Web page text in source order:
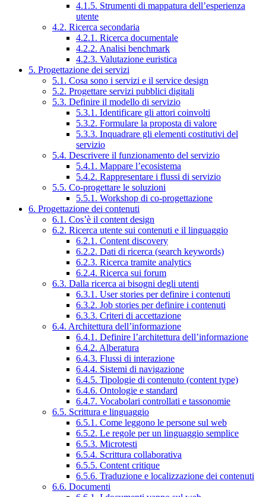
4.1.5. Strumenti di mappatura dell’esperienza
utente
4.2. Ricerca secondaria
4.2.1. Ricerca documentale
4.2.2. Analisi benchmark
4.2.3. Valutazione euristica
5. Progettazione dei servizi
5.1. Cosa sono i servizi e il service design
5.2. Progettare servizi pubblici digitali
5.3. Definire il modello di servizio
5.3.1. Identificare gli attori coinvolti
5.3.2. Formulare la proposta di valore
5.3.3. Inquadrare gli elementi costitutivi del
servizio
5.4. Descrivere il funzionamento del servizio
5.4.1. Mappare l’ecosistema
5.4.2. Rappresentare i flussi di servizio
5.5. Co-progettare le soluzioni
5.5.1. Workshop di co-progettazione
6. Progettazione dei contenuti
6.1. Cos’è il content design
6.2. Ricerca utente sui contenuti e il linguaggio
6.2.1. Content discovery
6.2.2. Dati di ricerca (search keywords)
6.2.3. Ricerca tramite analytics
6.2.4. Ricerca sui forum
6.3. Dalla ricerca ai bisogni degli utenti
6.3.1. User stories per definire i contenuti
6.3.2. Job stories per definire i contenuti
6.3.3. Criteri di accettazione
6.4. Architettura dell’informazione
6.4.1. Definire l’architettura dell’informazione
6.4.2. Alberatura
6.4.3. Flussi di interazione
6.4.4. Sistemi di navigazione
6.4.5. Tipologie di contenuto (content type)
6.4.6. Ontologie e standard
6.4.7. Vocabolari controllati e tassonomie
6.5. Scrittura e linguaggio
6.5.1. Come leggono le persone sul web
6.5.2. Le regole per un linguaggio semplice
6.5.3. Microtesti
6.5.4. Scrittura collaborativa
6.5.5. Content critique
6.5.6. Traduzione e localizzazione dei contenuti
6.6. Documenti